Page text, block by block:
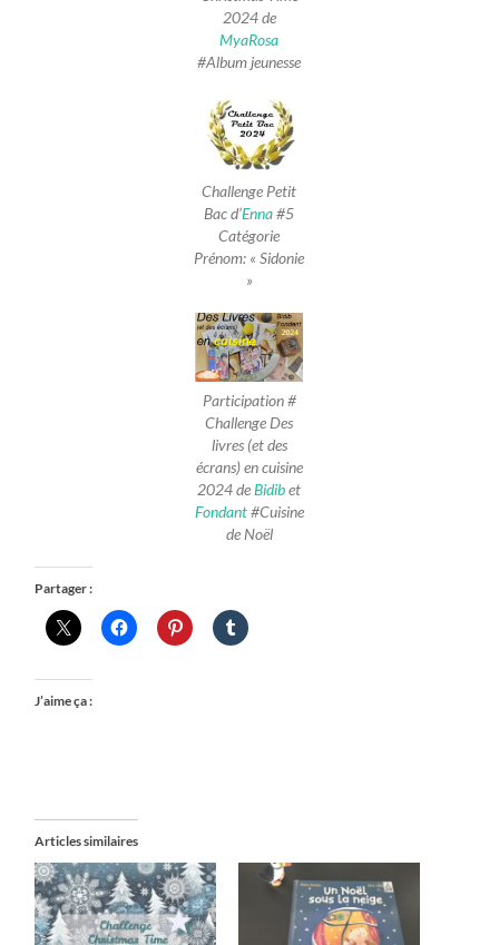
2024 de
MyaRosa
#Album jeunesse
Challenge Petit
Bac d’Enna#5
Catégorie
Prénom: « Sidonie
»
Participation #
Challenge Des
livres (et des
écrans) en cuisine
2024 deBidibet
Fondant#Cuisine
de Noël
Partager :
J’aime ça :
Articles similaires